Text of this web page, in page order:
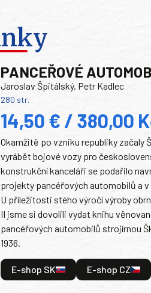
PANCEŘOVÉ
Jaroslav Špitálský, Petr Kadlec
280 str.
14,50 € / 380,00
Okamžitě po vzniku republiky začaly
vyrábět bojové vozy pro
konstrukční kanceláři se podařilo
projekty pancéřových automobilů a
U příležitosti stého výročí výroby
II jsme si dovolili vydat knihu
pancéřových automobilů strojírnou
1936.
E-shop SK E-shop CZ